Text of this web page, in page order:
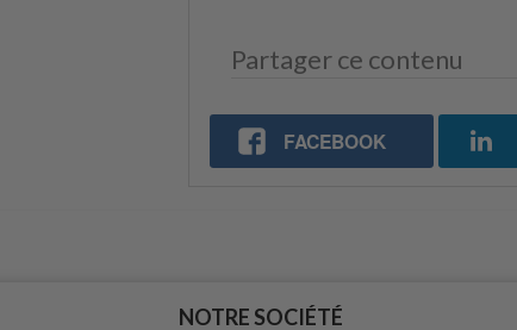
Partager ce contenu
FACEBOOK
NOTRE SOCIÉTÉ